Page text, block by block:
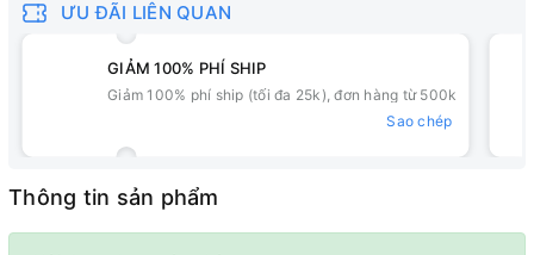
ƯU ĐÃI LIÊN QUAN
GIẢM 100% PHÍ SHIP
Giảm 100% phí ship (tối đa 25k), đơn hàng từ 500k
Sao chép
Thông tin sản phẩm